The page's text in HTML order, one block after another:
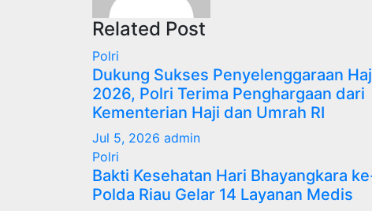
Related Post
Polri
Dukung Sukses Penyelenggaraan
2026, Polri Terima Penghargaan dari
Kementerian Haji dan Umrah RI
Jul 5, 2026 admin
Polri
Bakti Kesehatan Hari Bhayangkara
Polda Riau Gelar 14 Layanan Medis